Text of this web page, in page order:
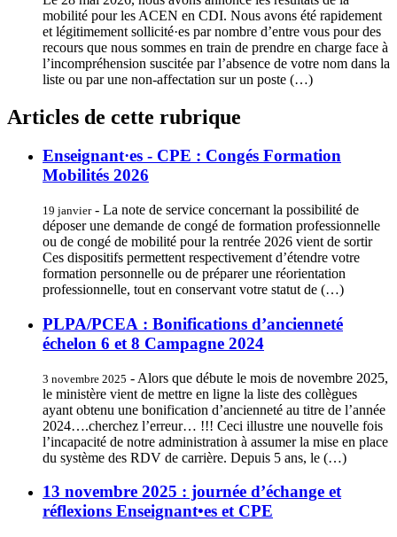
mobilité pour les ACEN en CDI. Nous avons été rapidement
et légitimement sollicité·es par nombre d’entre vous pour des
recours que nous sommes en train de prendre en charge face à
l’incompréhension suscitée par l’absence de votre nom dans la
liste ou par une non-affectation sur un poste (…)
Articles de cette rubrique
Enseignant·es - CPE : Congés Formation
Mobilités 2026
19 janvier- La note de service concernant la possibilité de
déposer une demande de congé de formation professionnelle
ou de congé de mobilité pour la rentrée 2026 vient de sortir
Ces dispositifs permettent respectivement d’étendre votre
formation personnelle ou de préparer une réorientation
professionnelle, tout en conservant votre statut de (…)
PLPA/PCEA : Bonifications d’ancienneté
échelon 6 et 8 Campagne 2024
3 novembre 2025 - Alors que débute le mois de novembre 2025,
le ministère vient de mettre en ligne la liste des collègues
ayant obtenu une bonification d’ancienneté au titre de l’année
2024….cherchez l’erreur… !!! Ceci illustre une nouvelle fois
l’incapacité de notre administration à assumer la mise en place
du système des RDV de carrière. Depuis 5 ans, le (…)
13 novembre 2025 : journée d’échange et
réflexions Enseignant•es et CPE